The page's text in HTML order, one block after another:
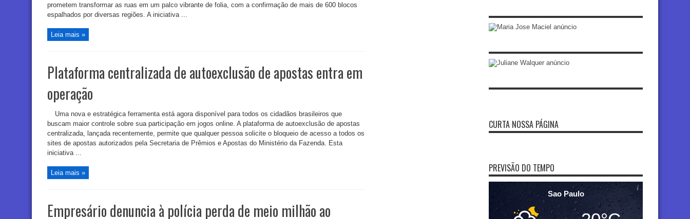
prometem transformar as ruas em um palco vibrante de folia, com a confirmação de mais de 600 blocos
espalhados por diversas regiões. A iniciativa ...
Leia mais »
Plataforma centralizada de autoexclusão de apostas entra em
operação
Uma nova e estratégica ferramenta está agora disponível para todos os cidadãos brasileiros que
buscam maior controle sobre sua participação em jogos online. A plataforma de autoexclusão de apostas
centralizada, lançada recentemente, permite que qualquer pessoa solicite o bloqueio de acesso a todos os
sites de apostas autorizados pela Secretaria de Prêmios e Apostas do Ministério da Fazenda. Esta
iniciativa ...
Leia mais »
Empresário denuncia à polícia perda de meio milhão ao
CURTA NOSSA PÁGINA
PREVISÃO DO TEMPO
Sao Paulo